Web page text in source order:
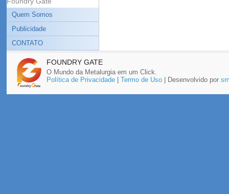
Quem Somos
Publicidade
CONTATO
FOUNDRY GATE
O Mundo da Metalurgia em um Click.
Política de Privacidade| Termo de Uso| Desenvolvido por